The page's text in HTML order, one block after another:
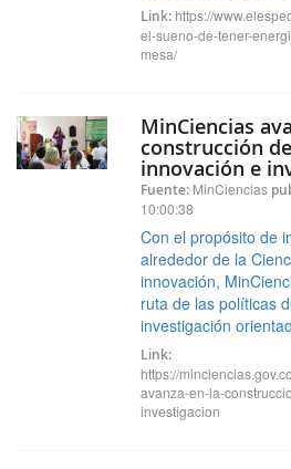
Link: https://
el-sueno-de-tener-
mesa/
MinCiencias
construcción
innovación e
Fuente: MinCiencias
10:00:38
Con el propósito de
alrededor de la
innovación,
ruta de las políticas
investigación
Link:
https://
avanza-en-la-
investigacion